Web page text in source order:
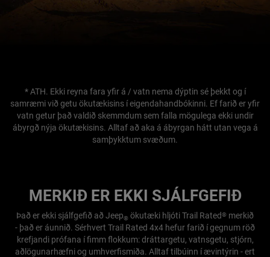
* ATH. Ekki reyna fara yfir á / vatn nema dýptin sé þekkt og í
samræmi við getu ökutækisins í eigendahandbókinni. Ef farið er yfir
vatn getur það valdið skemmdum sem falla mögulega ekki undir
ábyrgð nýja ökutækisins. Alltaf að aka á ábyrgan hátt utan vega á
samþykktum svæðum.
MERKIÐ ER EKKI SJÁLFGEFIÐ
Það er ekki sjálfgefið að Jeep® ökutæki hljóti Trail Rated® merkið
- það er áunnið. Sérhvert Trail Rated 4x4 hefur farið í gegnum röð
krefjandi prófana í fimm flokkum: dráttargetu, vatnsgetu, stjórn,
aðlögunarhæfni og umhverfismiða. Alltaf tilbúinn í ævintýrin - ert